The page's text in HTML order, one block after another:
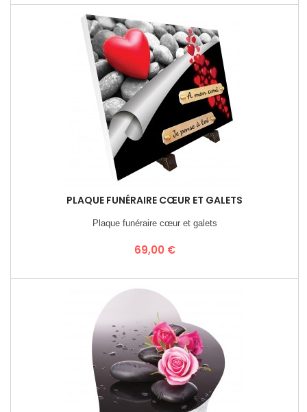
PLAQUE FUNÉRAIRE CŒUR ET GALETS
Plaque funéraire cœur et galets
Prix
69,00 €